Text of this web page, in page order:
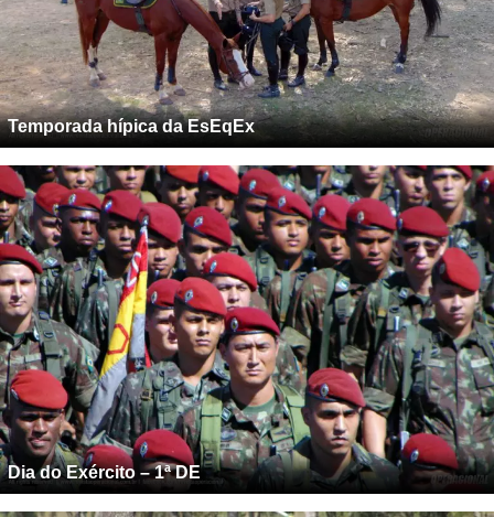
Temporada hípica da EsEqEx
Dia do Exército – 1ª DE